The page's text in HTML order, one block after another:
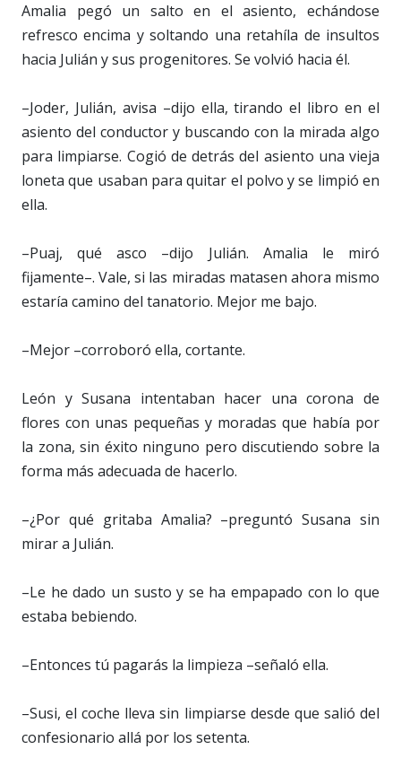
Amalia pegó un salto en el asiento, echándose
refresco encima y soltando una retahíla de insultos
hacia Julián y sus progenitores. Se volvió hacia él.
–Joder, Julián, avisa –dijo ella, tirando el libro en el
asiento del conductor y buscando con la mirada algo
para limpiarse. Cogió de detrás del asiento una vieja
loneta que usaban para quitar el polvo y se limpió en
ella.
–Puaj, qué asco –dijo Julián. Amalia le miró
fijamente–. Vale, si las miradas matasen ahora mismo
estaría camino del tanatorio. Mejor me bajo.
–Mejor –corroboró ella, cortante.
León y Susana intentaban hacer una corona de
flores con unas pequeñas y moradas que había por
la zona, sin éxito ninguno pero discutiendo sobre la
forma más adecuada de hacerlo.
–¿Por qué gritaba Amalia? –preguntó Susana sin
mirar a Julián.
–Le he dado un susto y se ha empapado con lo que
estaba bebiendo.
–Entonces tú pagarás la limpieza –señaló ella.
–Susi, el coche lleva sin limpiarse desde que salió del
confesionario allá por los setenta.